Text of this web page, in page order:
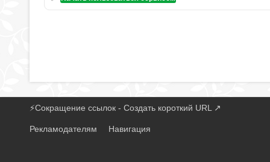
⚡Сокращение ссылок - Создать короткий URL↗
Рекламодателям Навигация